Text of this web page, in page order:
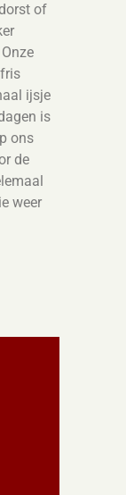
of
ijsje
is
ons
de
weer